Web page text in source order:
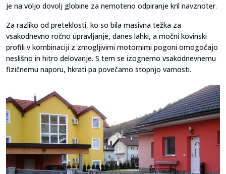
je na voljo dovolj globine za nemoteno odpiranje kril navznoter.
Za razliko od preteklosti, ko so bila masivna težka za
vsakodnevno ročno upravljanje, danes lahki, a močni kovinski
profili v kombinaciji z zmogljivimi motornimi pogoni omogočajo
neslišno in hitro delovanje. S tem se izognemo vsakodnevnemu
fizičnemu naporu, hkrati pa povečamo stopnjo varnosti.